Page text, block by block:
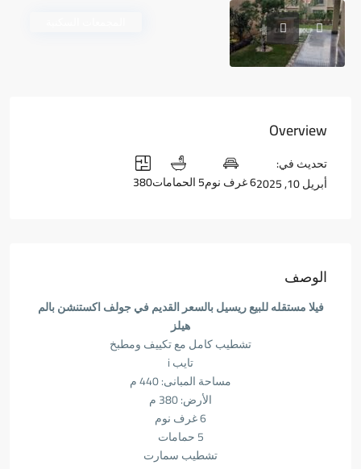
Overview
تحديث في:
أبريل 10, 2025
6 غرف نوم 5 الحمامات 380
الوصف
فيلا مستقله للبيع ريسيل بالسعر القديم في جولف اكستنشن بالم
هيلز
تشطيب كامل مع تكييف ومطبخ
تايب i
مساحة المبانى: 440 م
الأرض: 380 م
6 غرف نوم
5 حمامات
تشطيب سمارت